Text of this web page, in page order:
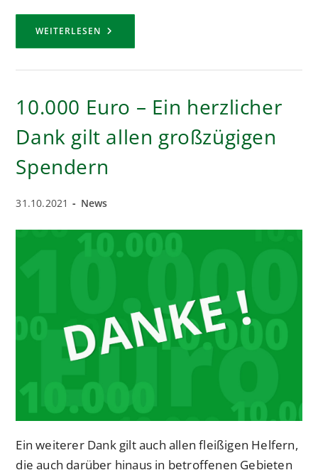
WEITERLESEN DER
HUBERTUSZUG
10.000 Euro – Ein herzlicher
Dank gilt allen großzügigen
Spendern
Beitrag
31.10.2021
Beitrags-
News
Ein weiterer Dank gilt auch allen fleißigen Helfern,
die auch darüber hinaus in betroffenen Gebieten